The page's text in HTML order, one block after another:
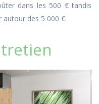
dans les 500 € tandis
autour des 5 000 €.